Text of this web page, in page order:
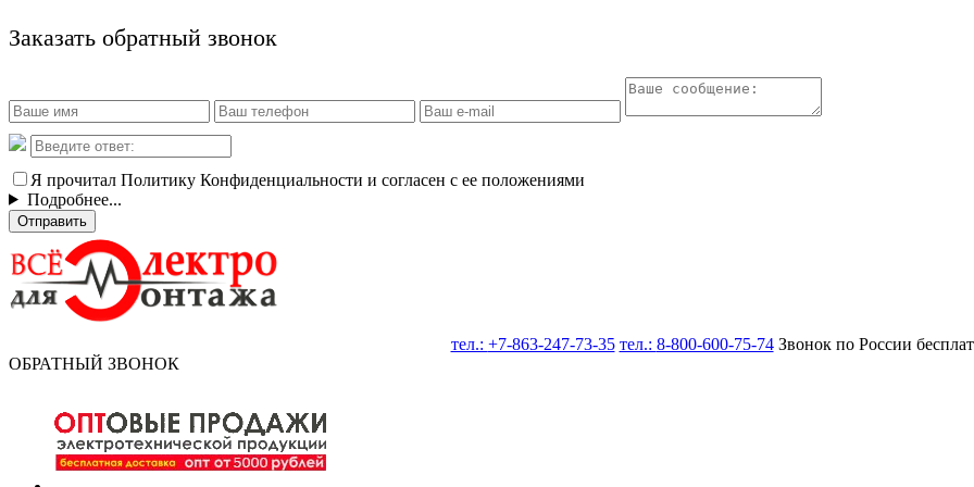
Заказать обратный звонок
Я прочитал Политику Конфиденциальности и согласен с ее положениями
Подробнее...
Отправить
тел.: +7-863-247-73-35 тел.: 8-800-600-75-74Звонок по России
ОБРАТНЫЙ ЗВОНОК